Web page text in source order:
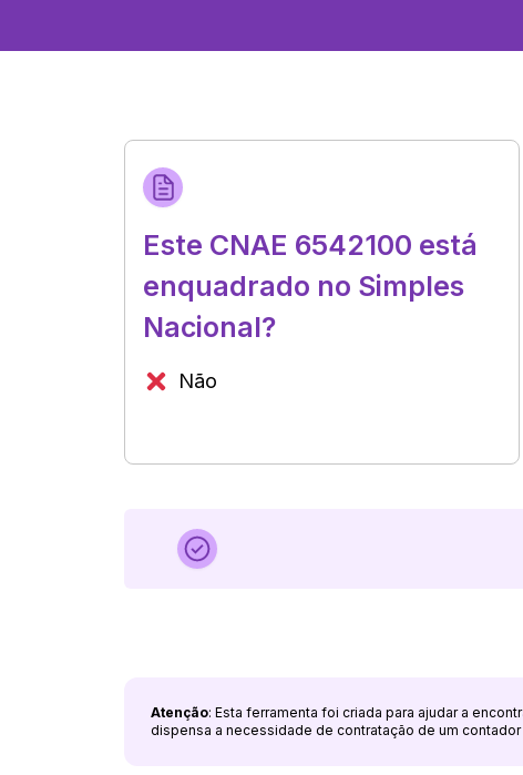
Este CNAE 6542100 está
enquadrado no Simples
Nacional?
Não
Atenção: Esta ferramenta foi criada para ajudar a
dispensa a necessidade de contratação de um contador